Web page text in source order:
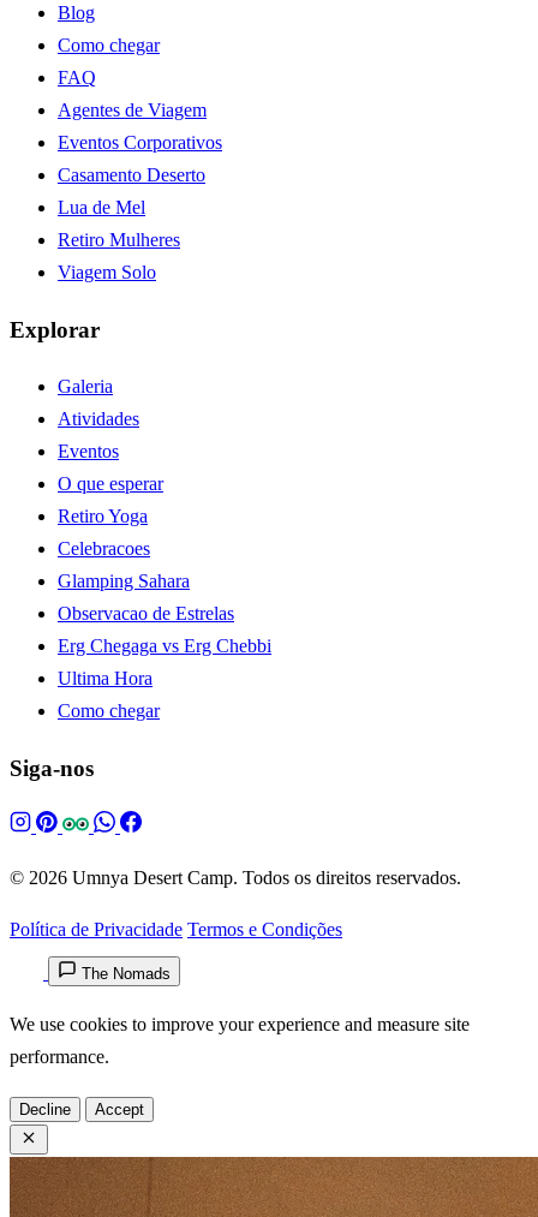
Blog
Como chegar
FAQ
Agentes de Viagem
Eventos Corporativos
Casamento Deserto
Lua de Mel
Retiro Mulheres
Viagem Solo
Explorar
Galeria
Atividades
Eventos
O que esperar
Retiro Yoga
Celebracoes
Glamping Sahara
Observacao de Estrelas
Erg Chegaga vs Erg Chebbi
Ultima Hora
Como chegar
Siga-nos
© 2026 Umnya Desert Camp. Todos os direitos reservados.
Política de Privacidade Termos e Condições
The Nomads
We use cookies to improve your experience and measure site
performance.
Decline Accept